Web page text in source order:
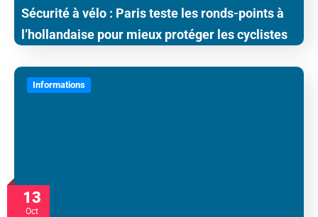
Sécurité à vélo : Paris teste les ronds-points à
l’hollandaise pour mieux protéger les cyclistes
13
Oct
Informations